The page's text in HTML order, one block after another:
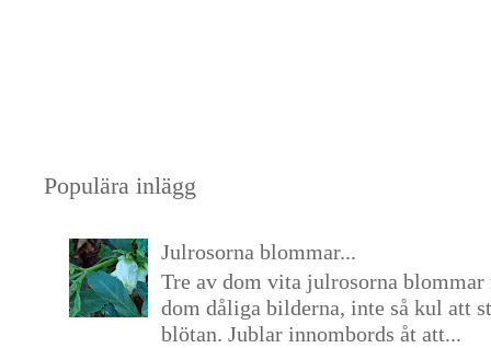
Populära inlägg
Julrosorna blommar...
Tre av dom vita julrosorna blommar
dom dåliga bilderna, inte så kul att
blötan. Jublar innombords åt att...